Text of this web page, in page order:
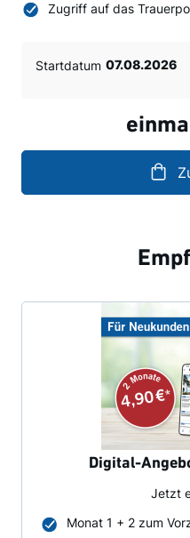
Zugriff auf das
Startdatum
Digital-
Jetzt
Monat 1 + 2 zum